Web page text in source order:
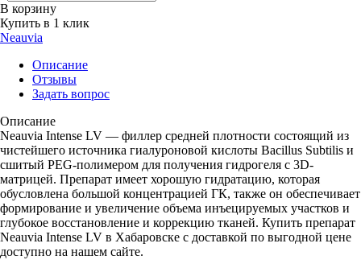
В корзину
Купить в 1 клик
Neauvia
Описание
Отзывы
Задать вопрос
Описание
Neauvia Intense LV — филлер средней плотности состоящий из
чистейшего источника гиалуроновой кислоты Bacillus Subtilis и
сшитый PEG-полимером для получения гидрогеля с 3D-
матрицей. Препарат имеет хорошую гидратацию, которая
обусловлена большой концентрацией ГК, также он обеспечивает
формирование и увеличение объема инъецируемых участков и
глубокое восстановление и коррекцию тканей. Купить препарат
Neauvia Intense LV в Хабаровске с доставкой по выгодной цене
доступно на нашем сайте.